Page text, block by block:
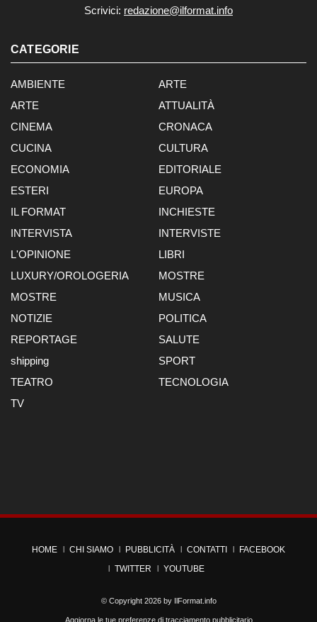
Scrivici: redazione@ilformat.info
CATEGORIE
AMBIENTE
ARTE
ARTE
ATTUALITÀ
CINEMA
CRONACA
CUCINA
CULTURA
ECONOMIA
EDITORIALE
ESTERI
EUROPA
IL FORMAT
INCHIESTE
INTERVISTA
INTERVISTE
L'OPINIONE
LIBRI
LUXURY/OROLOGERIA
MOSTRE
MOSTRE
MUSICA
NOTIZIE
POLITICA
REPORTAGE
SALUTE
shipping
SPORT
TEATRO
TECNOLOGIA
TV
HOME CHI SIAMO PUBBLICITÀ CONTATTI
FACEBOOK
TWITTER
YOUTUBE
© Copyright 2026 by IlFormat.info
Aggiorna le tue preferenze di tracciamento pubblicitario